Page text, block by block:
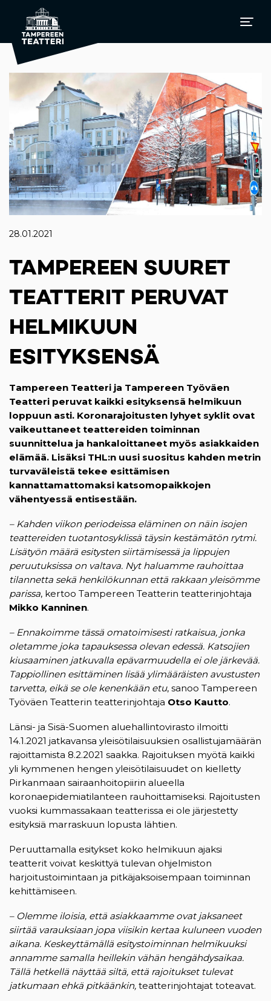
28.01.2021
TAMPEREEN SUURET
TEATTERIT PERUVAT
HELMIKUUN
ESITYKSENSÄ
Tampereen Teatteri ja Tampereen Työväen
Teatteri peruvat kaikki esityksensä helmikuun
loppuun asti. Koronarajoitusten lyhyet syklit ovat
vaikeuttaneet teattereiden toiminnan
suunnittelua ja hankaloittaneet myös asiakkaiden
elämää. Lisäksi THL:n uusi suositus kahden metrin
turvaväleistä tekee esittämisen
kannattamattomaksi katsomopaikkojen
vähentyessä entisestään.
– Kahden viikon periodeissa eläminen on näin isojen
teattereiden tuotantosyklissä täysin kestämätön rytmi.
Lisätyön määrä esitysten siirtämisessä ja lippujen
peruutuksissa on valtava. Nyt haluamme rauhoittaa
tilannetta sekä henkilökunnan että rakkaan yleisömme
parissa, kertoo Tampereen Teatterin teatterinjohtaja
Mikko Kanninen.
– Ennakoimme tässä omatoimisesti ratkaisua, jonka
oletamme joka tapauksessa olevan edessä. Katsojien
kiusaaminen jatkuvalla epävarmuudella ei ole järkevää.
Tappiollinen esittäminen lisää ylimääräisten avustusten
tarvetta, eikä se ole kenenkään etu, sanoo Tampereen
Työväen Teatterin teatterinjohtaja Otso Kautto.
Länsi- ja Sisä-Suomen aluehallintovirasto ilmoitti
14.1.2021 jatkavansa yleisötilaisuuksien osallistujamäärän
rajoittamista 8.2.2021 saakka. Rajoituksen myötä kaikki
yli kymmenen hengen yleisötilaisuudet on kielletty
Pirkanmaan sairaanhoitopiirin alueella
koronaepidemiatilanteen rauhoittamiseksi. Rajoitusten
vuoksi kummassakaan teatterissa ei ole järjestetty
esityksiä marraskuun lopusta lähtien.
Peruuttamalla esitykset koko helmikuun ajaksi
teatterit voivat keskittyä tulevan ohjelmiston
harjoitustoimintaan ja pitkäjaksoisempaan toiminnan
kehittämiseen.
– Olemme iloisia, että asiakkaamme ovat jaksaneet
siirtää varauksiaan jopa viisikin kertaa kuluneen vuoden
aikana. Keskeyttämällä esitystoiminnan helmikuuksi
annamme samalla heillekin vähän hengähdysaikaa.
Tällä hetkellä näyttää siltä, että rajoitukset tulevat
jatkumaan ehkä pitkäänkin, teatterinjohtajat toteavat.